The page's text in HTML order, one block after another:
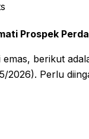
Prospek
berikut
2026). Perlu